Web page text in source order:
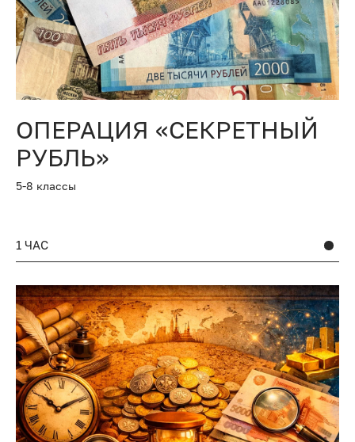
ОПЕРАЦИЯ «СЕКРЕТНЫЙ
РУБЛЬ»
5-8 классы
1 ЧАС